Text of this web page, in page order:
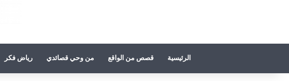
الرئيسية قصص من الواقع من وحي قصائدي رياض فكر